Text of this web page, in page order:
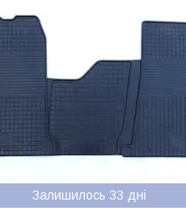
Залишилось 33 дні